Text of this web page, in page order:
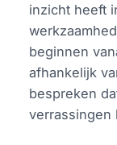
inzicht heeft
beginnen
afhankelijk
bespreken
verrassingen